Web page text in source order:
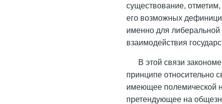
существование, отметим,
его возможных
именно для
взаимодействия
В этой связи
принципе относительно
имеющее полемической
претендующее на